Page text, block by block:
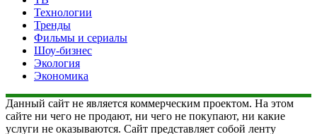
Технологии
Тренды
Фильмы и сериалы
Шоу-бизнес
Экология
Экономика
Данный сайт не является коммерческим проектом. На этом
сайте ни чего не продают, ни чего не покупают, ни какие
услуги не оказываются. Сайт представляет собой ленту